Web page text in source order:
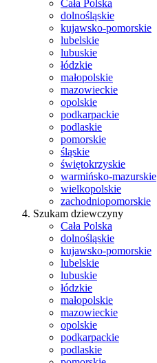
Cała Polska
dolnośląskie
kujawsko-pomorskie
lubelskie
lubuskie
łódzkie
małopolskie
mazowieckie
opolskie
podkarpackie
podlaskie
pomorskie
śląskie
świętokrzyskie
warmińsko-mazurskie
wielkopolskie
zachodniopomorskie
Szukam dziewczyny
Cała Polska
dolnośląskie
kujawsko-pomorskie
lubelskie
lubuskie
łódzkie
małopolskie
mazowieckie
opolskie
podkarpackie
podlaskie